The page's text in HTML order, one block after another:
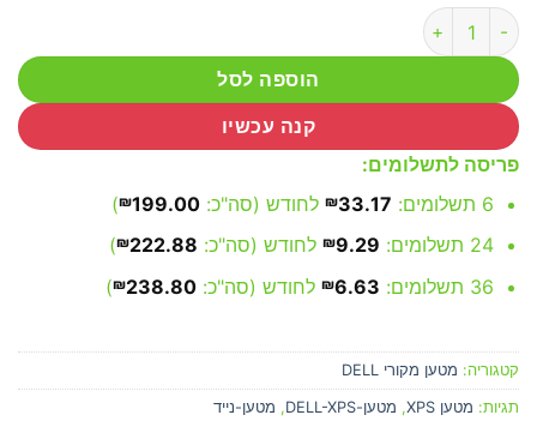
₪299.00.
₪199.00.
כמות של מטען מקורי למחשב נייד Dell XPS 12/13 45W/65W
הוספה לסל
קנה עכשיו
פריסה לתשלומים:
6 תשלומים:
₪33.17 לחודש (סה"כ: ₪199.00
)
24 תשלומים:
₪9.29 לחודש (סה"כ: ₪222.88
)
36 תשלומים:
₪6.63 לחודש (סה"כ: ₪238.80
)
קטגוריה: מטען מקורי DELL
תגיות: מטען XPS , מטען-DELL-XPS , מטען-נייד